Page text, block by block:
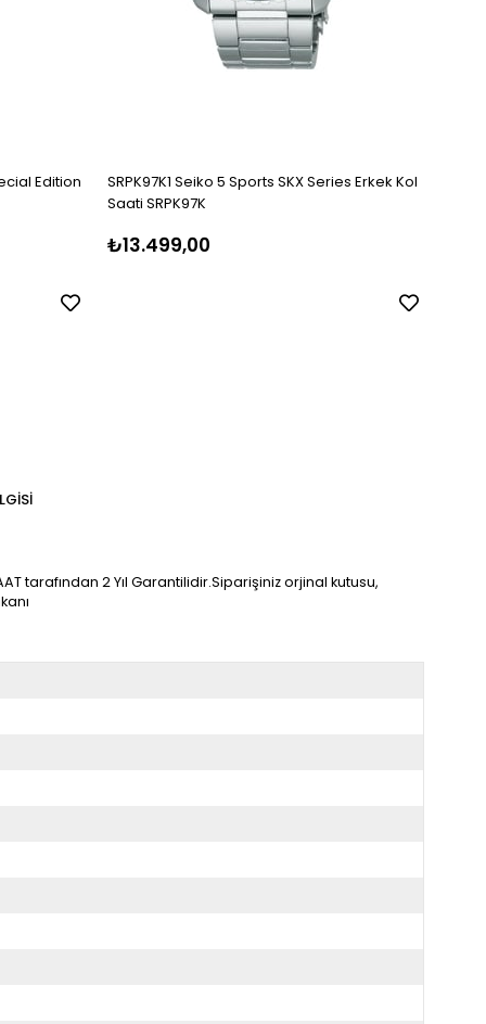
Edition
SRPK97K1 Seiko 5 Sports SKX Series Erkek Kol
Saati SRPK97K
₺13.499,00
tarafından 2 Yıl Garantilidir.Siparişiniz orjinal kutusu,